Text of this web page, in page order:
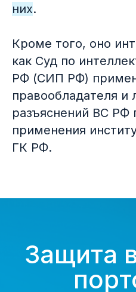
них.
Кроме того, оно
как Суд по
РФ (СИП РФ)
правообладателя и
разъяснений ВС РФ
применения
ГК РФ.
Подробнее